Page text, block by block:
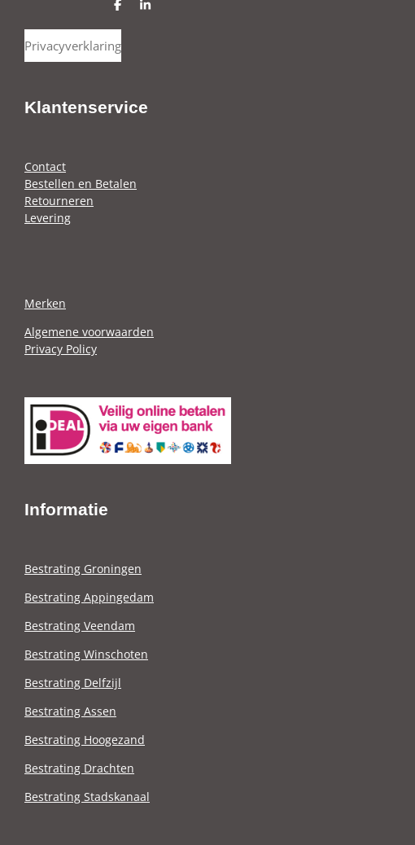
D
l
e
n
S
Privacyverklaring
Klantenservice
Contact
Bestellen en Betalen
Retourneren
Levering
Merken
Algemene voorwaarden
Privacy Policy
Informatie
Bestrating Groningen
Bestrating Appingedam
Bestrating Veendam
Bestrating Winschoten
Bestrating Delfzijl
Bestrating Assen
Bestrating Hoogezand
Bestrating Drachten
Bestrating Stadskanaal